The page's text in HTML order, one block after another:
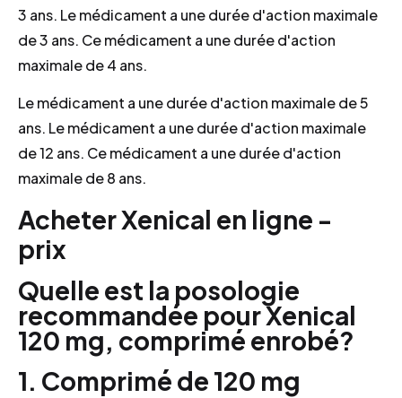
3 ans. Le médicament a une durée d'action maximale
de 3 ans. Ce médicament a une durée d'action
maximale de 4 ans.
Le médicament a une durée d'action maximale de 5
ans. Le médicament a une durée d'action maximale
de 12 ans. Ce médicament a une durée d'action
maximale de 8 ans.
Acheter Xenical en ligne -
prix
Quelle est la posologie
recommandée pour Xenical
120 mg, comprimé enrobé?
1. Comprimé de 120 mg